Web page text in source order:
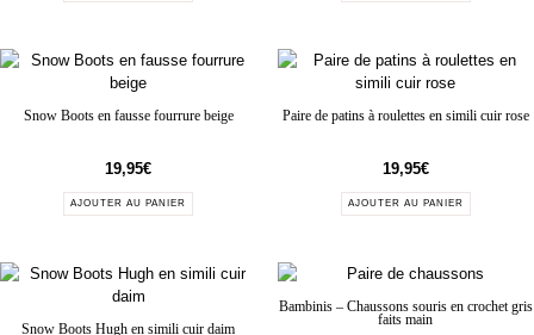
Snow Boots en fausse fourrure beige
19,95€
AJOUTER AU PANIER
Paire de patins à roulettes en simili cuir rose
19,95€
AJOUTER AU PANIER
Snow Boots Hugh en simili cuir daim
Bambinis – Chaussons souris en crochet gris
faits main